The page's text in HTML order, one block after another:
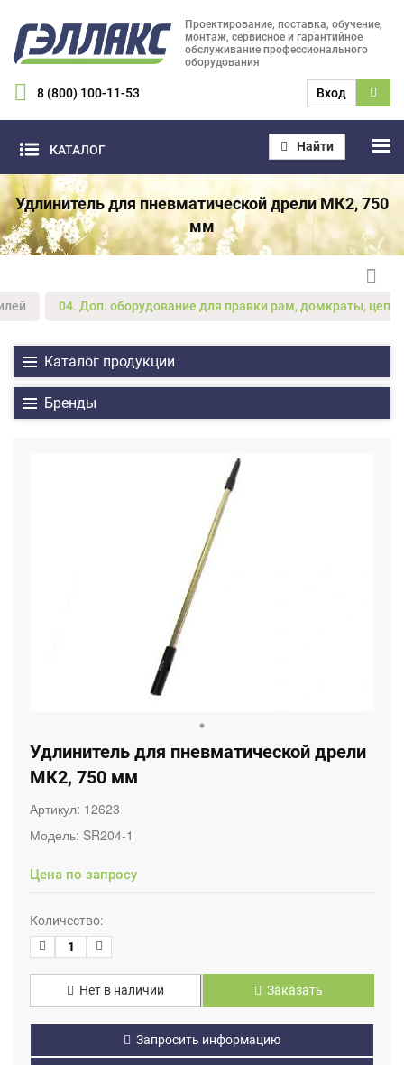
Проектирование, поставка, обучение,
монтаж, сервисное и гарантийное
обслуживание профессионального
оборудования
8 (800) 100-11-53 Вход
КАТАЛОГ Найти
Удлинитель для пневматической дрели МК2, 750
мм
04. Доп. оборудование для правки рам, домкраты, цепи,
Каталог продукции
Бренды
Удлинитель для пневматической дрели
МК2, 750 мм
Артикул: 12623
Модель: SR204-1
Цена по запросу
Количество:
Нет в наличии Заказать
Запросить информацию